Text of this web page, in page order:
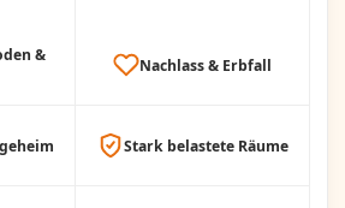
&
Nachlass & Erbfall
Stark belastete Räume